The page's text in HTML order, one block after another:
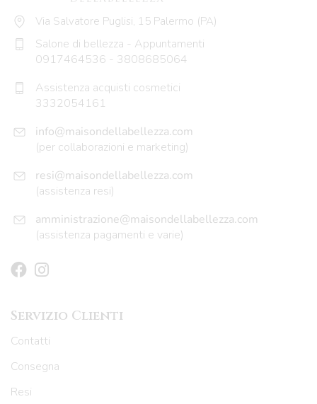
Via Salvatore Puglisi, 15 Palermo (PA)
Salone di bellezza - Appuntamenti
0917464536 - 3808685064
Assistenza acquisti cosmetici
3332054161
info@maisondellabellezza.com
(per collaborazioni e marketing)
resi@maisondellabellezza.com
(assistenza resi)
amministrazione@maisondellabellezza.com
(assistenza pagamenti e varie)
Servizio Clienti
Contatti
Consegna
Resi